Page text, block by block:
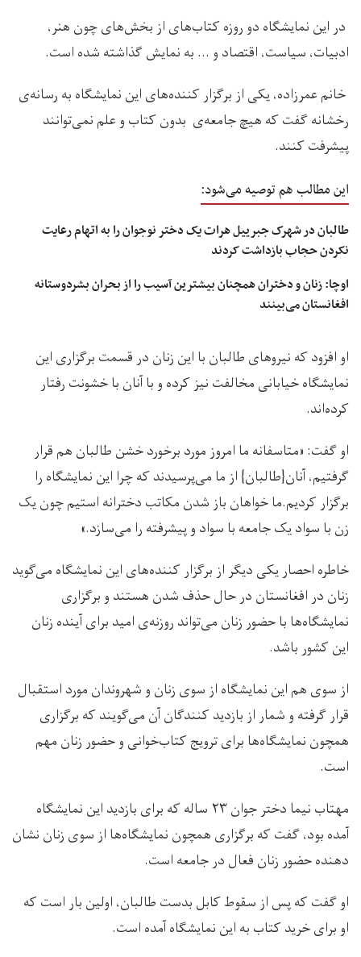
در این نمایشگاه دو روزه کتاب‌های از بخش‌های چون هنر،
ادبیات، سیاست، اقتصاد و … به نمایش گذاشته شده است.
خانم‌ عمرزاده، یکی از برگزار کننده‌های این نمایشگاه به رسانه‌ی
رخشانه گفت که هیچ جامعه‌ی بدون کتاب و علم نمی‌توانند
پیشرفت کنند.
این مطالب هم توصیه می‌شود:
طالبان در شهرک جبرییل هرات یک دختر نوجوان را به اتهام رعایت
نکردن حجاب بازداشت کردند
اوچا: زنان و دختران همچنان بیشترین آسیب را از بحران بشردوستانه
افغانستان می‌بینند
او افزود که نیروهای طالبان با این زنان در قسمت برگزاری این
نمایشگاه خیابانی مخالفت نیز کرده و با آنان با خشونت رفتار
کرده‌اند.
او گفت: «متاسفانه ما امروز مورد برخورد خشن طالبان هم قرار
گرفتیم، آنان{طالبان} از ما می‌پرسیدند که چرا این نمایشگاه را
برگزار کردیم.ما خواهان باز شدن مکاتب دخترانه استیم چون یک
زن با سواد یک جامعه با سواد و پیشرفته را می‌سازد.»
خاطره احصار یکی دیگر از برگزار کننده‌های این نمایشگاه می‌گوید
زنان در افغانستان در حال حذف شدن هستند و برگزاری
نمایشگاه‌ها با حضور زنان می‌تواند روزنه‌ی امید برای آینده زنان
این کشور باشد.
از سوی هم این نمایشگاه از سوی زنان و شهروندان مورد استقبال
قرار گرفته و شمار از بازدید کنندگان آن می‌گویند که برگزاری
همچون نمایشگاه‌ها برای ترویج کتاب‌خوانی و حضور زنان مهم
است.
مهتاب نیما دختر جوان ۲۳ ساله که برای بازدید این نمایشگاه
آمده بود، گفت که برگزاری همچون نمایشگاه‌ها از سوی زنان نشان
دهنده حضور زنان فعال در جامعه است.
او گفت که پس از سقوط کابل بدست طالبان، اولین بار است که
او برای خرید کتاب به این نمایشگاه آمده است.